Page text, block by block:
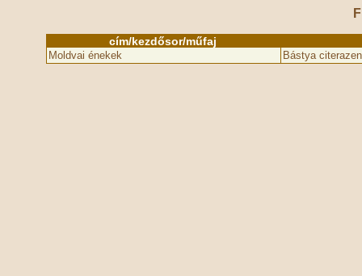
cím/kezdősor/műfaj
Moldvai énekek Bástya